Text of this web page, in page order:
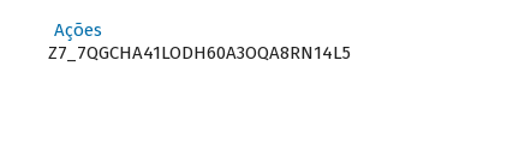
Ações
Z7_7QGCHA41LODH60A3OQA8RN14L5